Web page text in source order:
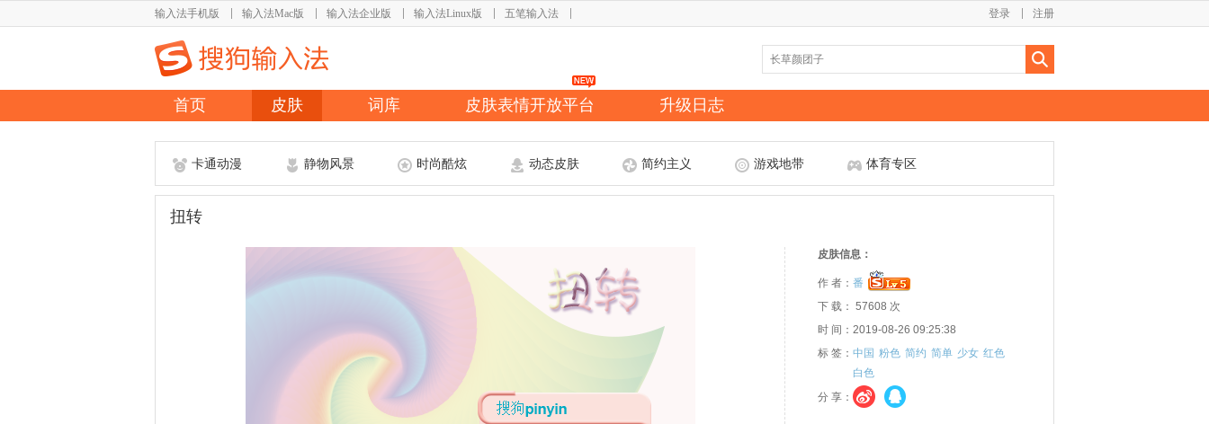
输入法手机版 输入法Mac版 输入法企业版 输入法Linux版 五笔输入法 注册
登录
首页 皮肤 词库 皮肤表情开放平台 升级日志
卡通动漫 静物风景 时尚酷炫 动态皮肤 简约主义 游戏地带 体育专区
扭转
皮肤信息：
作 者： 番
下 载： 57608 次
时 间：2019-08-26 09:25:38
标 签： 中国 粉色 简约 简单 少女 红色
白色
分 享：